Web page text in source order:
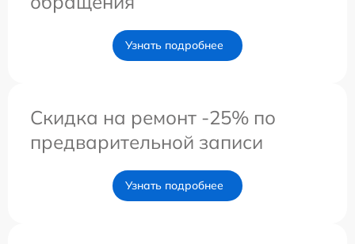
Узнать подробнее
Скидка на ремонт -25% по
предварительной записи
Узнать подробнее